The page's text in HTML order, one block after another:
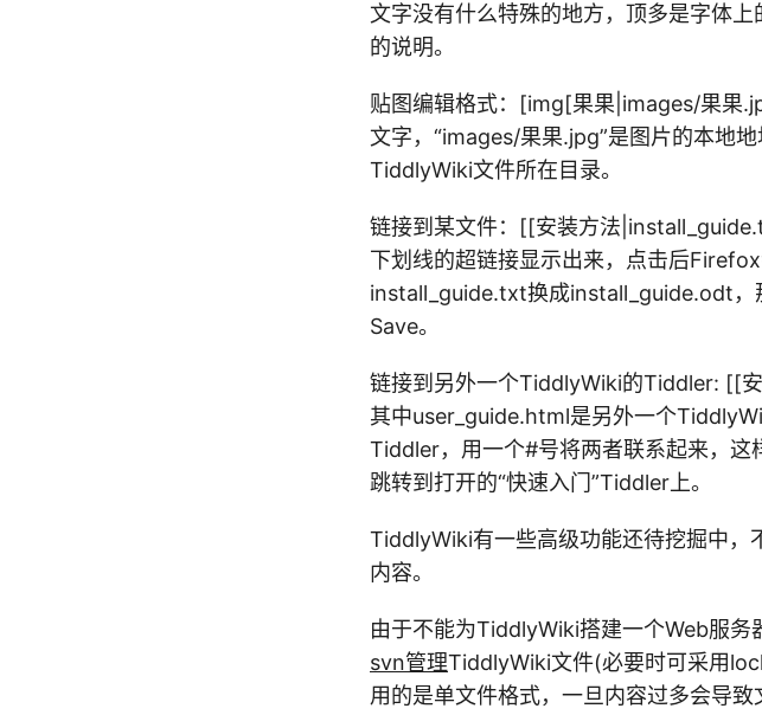
文字没有什么特殊的地方，顶多是字体
的说明。
贴图编辑格式：[img[果果|images/果果
文字，“images/果果.jpg”是图片的本地
TiddlyWiki文件所在目录。
链接到某文件：[[安装方法
下划线的超链接显示出来，点击后
install_guide.txt换成install_guide.odt，
Save。
链接到另外一个TiddlyWiki的Tiddler: [[
其中user_guide.html是另外一个
Tiddler，用一个#号将两者联系起来，
跳转到打开的“快速入门”Tiddler上。
TiddlyWiki有一些高级功能还待挖掘中，
内容。
由于不能为TiddlyWiki搭建一个Web服务
svn管理TiddlyWiki文件(必要时可采用
用的是单文件格式，一旦内容过多会导